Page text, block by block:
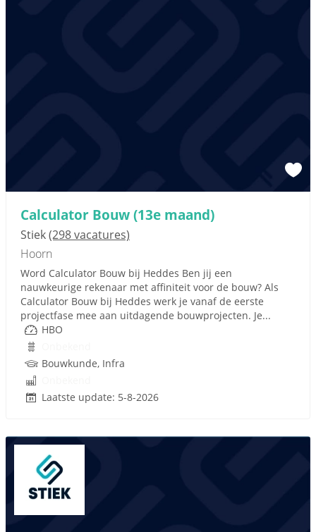
Calculator Bouw (13e maand)
Stiek(298 vacatures)
Hoorn
Word Calculator Bouw bij Heddes Ben jij een
nauwkeurige rekenaar met affiniteit voor de bouw? Als
Calculator Bouw bij Heddes werk je vanaf de eerste
projectfase mee aan uitdagende bouwprojecten. Je...
HBO
Bouwkunde, Infra
Laatste update: 5-8-2026